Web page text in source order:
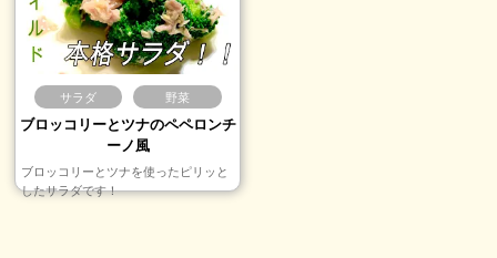
サラダ 野菜
ブロッコリーとツナのペペロンチ
ーノ風
ブロッコリーとツナを使ったピリッと
したサラダです！